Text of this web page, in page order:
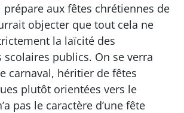
prépare aux fêtes chrétiennes de
objecter que tout cela ne
la laïcité des
scolaires publics. On se verra
carnaval, héritier de fêtes
plutôt orientées vers le
pas le caractère d’une fête